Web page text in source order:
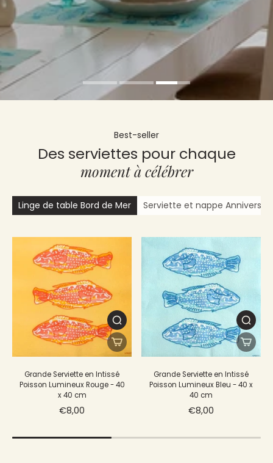
Best-seller
Des serviettes pour chaque
moment à célébrer
Linge de table Bord de Mer Serviette et nappe
Grande Serviette en Intissé
Poisson Lumineux Rouge - 40
x 40 cm
€8,00
Grande Serviette en Intissé
Poisson Lumineux Bleu - 40 x
40 cm
€8,00